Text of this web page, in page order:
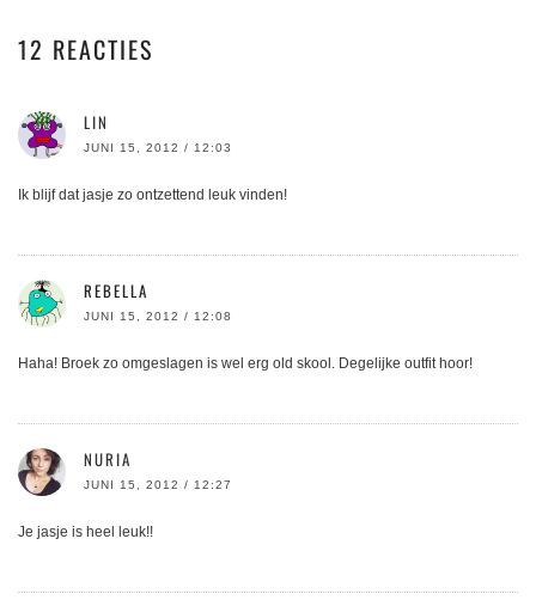
12 REACTIES
LIN
JUNI 15, 2012 / 12:03
Ik blijf dat jasje zo ontzettend leuk vinden!
REBELLA
JUNI 15, 2012 / 12:08
Haha! Broek zo omgeslagen is wel erg old skool. Degelijke outfit hoor!
NURIA
JUNI 15, 2012 / 12:27
Je jasje is heel leuk!!